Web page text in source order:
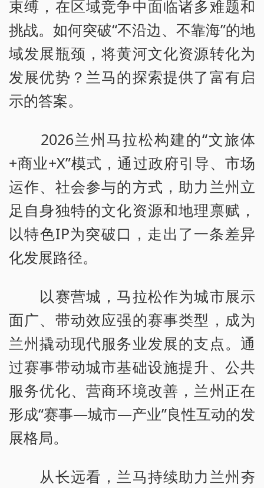
束缚，在区域竞争中面临诸多难题和
挑战。如何突破“不沿边、不靠海”的地
域发展瓶颈，将黄河文化资源转化为
发展优势？兰马的探索提供了富有启
示的答案。
2026兰州马拉松构建的“文旅体
+商业+X”模式，通过政府引导、市场
运作、社会参与的方式，助力兰州立
足自身独特的文化资源和地理禀赋，
以特色IP为突破口，走出了一条差异
化发展路径。
以赛营城，马拉松作为城市展示
面广、带动效应强的赛事类型，成为
兰州撬动现代服务业发展的支点。通
过赛事带动城市基础设施提升、公共
服务优化、营商环境改善，兰州正在
形成“赛事—城市—产业”良性互动的发
展格局。
从长远看，兰马持续助力兰州夯